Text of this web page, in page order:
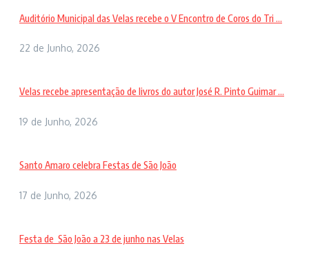
Auditório Municipal das Velas recebe o V Encontro de Coros do Tri ...
22 de Junho, 2026
Velas recebe apresentação de livros do autor José R. Pinto Guimar ...
19 de Junho, 2026
Santo Amaro celebra Festas de São João
17 de Junho, 2026
Festa de São João a 23 de junho nas Velas